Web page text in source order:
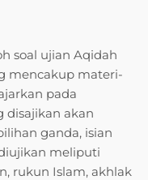
soal ujian Aqidah
mencakup materi-
pada
disajikan akan
ganda, isian
meliputi
rukun Islam, akhlak